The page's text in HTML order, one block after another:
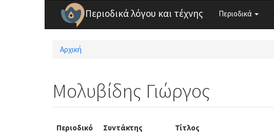
Παράκαμψη προς το κυρίως περιεχόμενο
Περιοδικά λόγου και τέχνης Περιοδικά
Είστε εδώ
Αρχική
Μολυβίδης Γιώργος
Περιοδικό Συντάκτης Τίτλος